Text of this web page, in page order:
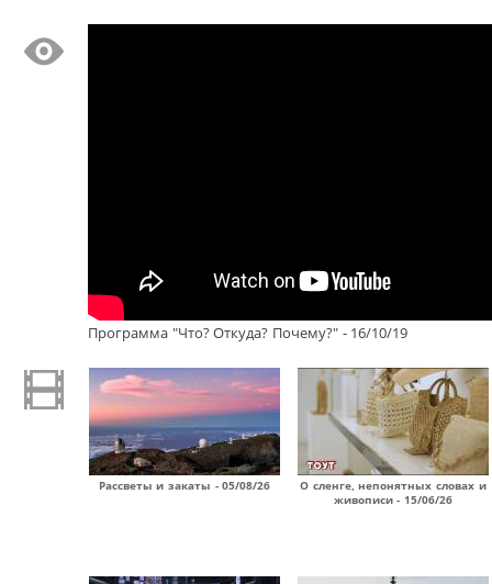
Программа "Что? Откуда? Почему?" - 16/10/19
Рассветы и закаты - 05/08/26
О сленге, непонятных словах и
живописи - 15/06/26